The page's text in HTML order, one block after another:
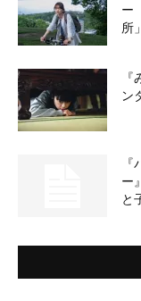
ー
所」
ン
ー
と